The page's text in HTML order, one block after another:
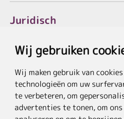
Wij gebruiken
Wij maken gebruik van
technologieën om uw
te verbeteren, om
advertenties te tonen, om
Juridisch
* De besparing verwijst naar de actuele
pakketaanbiedingen naar de som van de prijzen
**Doorstreepte prijzen verwijzen naar de
reisorganisator.